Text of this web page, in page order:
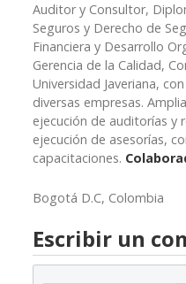
Auditor y Consultor,
Seguros y Derecho de
Financiera y Desarrollo
Gerencia de la Calidad,
Universidad Javeriana,
diversas empresas.
ejecución de auditorías y
ejecución de asesorías,
capacitaciones.
Bogotá D.C, Colombia
Escribir un